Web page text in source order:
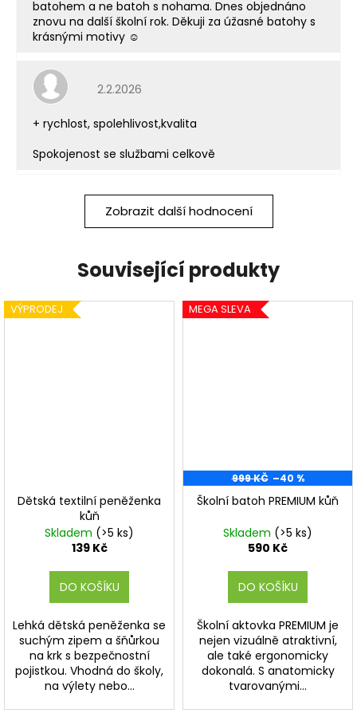
batohem a ne batoh s nohama. Dnes objednáno
znovu na další školní rok. Děkuji za úžasné batohy s
krásnými motivy ☺️
Hodnocení obchodu je 5 z 5 hvězdiček.
2.2.2026
+ rychlost, spolehlivost,kvalita
Spokojenost se službami celkově
Zobrazit další hodnocení
Související produkty
VÝPRODEJ
Dětská textilní peněženka
kůň
Skladem (>5 ks)
139 Kč
DO KOŠÍKU
Lehká dětská peněženka se
suchým zipem a šňůrkou
na krk s bezpečnostní
pojistkou. Vhodná do školy,
na výlety nebo...
MEGA SLEVA
999 KČ –40 %
Školní batoh PREMIUM kůň
Skladem (>5 ks)
590 Kč
DO KOŠÍKU
Školní aktovka PREMIUM je
nejen vizuálně atraktivní,
ale také ergonomicky
dokonalá. S anatomicky
tvarovanými...